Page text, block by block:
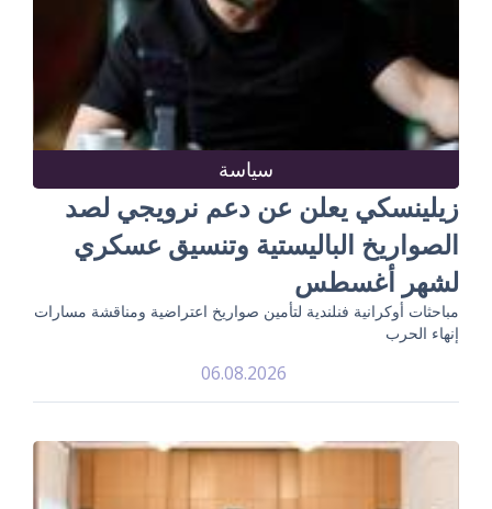
سياسة
زيلينسكي يعلن عن دعم نرويجي لصد
الصواريخ الباليستية وتنسيق عسكري
لشهر أغسطس
مباحثات أوكرانية فنلندية لتأمين صواريخ اعتراضية ومناقشة مسارات
إنهاء الحرب
06.08.2026